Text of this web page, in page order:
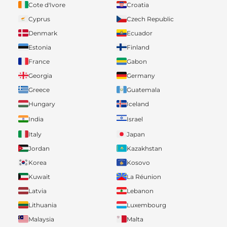
Cote d'Ivore
Croatia
Cyprus
Czech Republic
Denmark
Ecuador
Estonia
Finland
France
Gabon
Georgia
Germany
Greece
Guatemala
Hungary
Iceland
India
Israel
Italy
Japan
Jordan
Kazakhstan
Korea
Kosovo
Kuwait
La Réunion
Latvia
Lebanon
Lithuania
Luxembourg
Malaysia
Malta